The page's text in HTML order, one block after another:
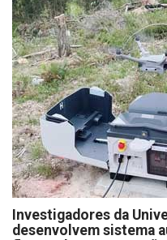
Investigadores da
desenvolvem sistema